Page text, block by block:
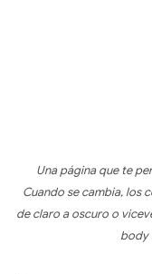
Una página que te
Cuando se cambia, los
de claro a oscuro o
body